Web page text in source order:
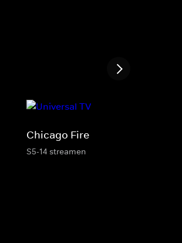
Chicago Fire
S5-14 streamen